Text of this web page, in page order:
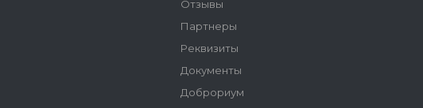
Отзывы
Партнеры
Реквизиты
Документы
Доброриум